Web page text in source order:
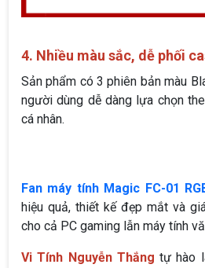
4. Nhiều màu sắc, dễ phối
Sản phẩm có 3 phiên bản màu
người dùng dễ dàng lựa chọn
cá nhân.
Fan máy tính Magic FC-01
hiệu quả, thiết kế đẹp mắt và
cho cả PC gaming lẫn máy tính
Vi Tính Nguyễn Thắng tự hào